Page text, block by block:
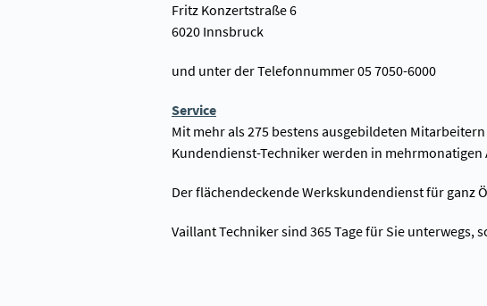
Fritz Konzertstraße 6
6020 Innsbruck
und unter der Telefonnummer 05 7050-6000
Service
Mit mehr als 275 bestens ausgebildeten
Kundendienst-Techniker werden in
Der flächendeckende Werkskundendienst für ganz
Vaillant Techniker sind 365 Tage für Sie unterwegs,